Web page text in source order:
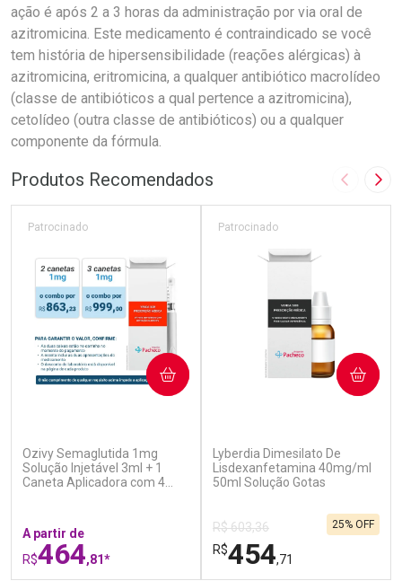
ação é após 2 a 3 horas da administração por via oral de
azitromicina. Este medicamento é contraindicado se você
tem história de hipersensibilidade (reações alérgicas) à
azitromicina, eritromicina, a qualquer antibiótico macrolídeo
(classe de antibióticos a qual pertence a azitromicina),
cetolídeo (outra classe de antibióticos) ou a qualquer
componente da fórmula.
Produtos Recomendados Imagem
Ozivy Semaglutida 1mg
Solução Injetável 3ml + 1
Caneta Aplicadora com 4
Patrocinado
A partir de
R$464,81*
COMPRAR
Lyberdia Dimesilato De
Lisdexanfetamina 40mg/ml
50ml Solução Gotas
Patrocinado
R$ 603,36
R$454,71
25% OFF
COMPRAR